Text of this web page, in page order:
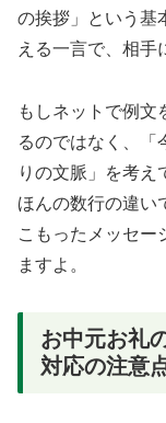
の挨拶」という基
える一言で、相手
もしネットで例文
るのではなく、「
りの文脈」を考え
ほんの数行の違い
こもったメッセー
ますよ。
お中元お礼
対応の注意